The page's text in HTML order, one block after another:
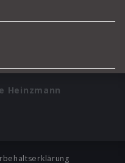
Heinzmann